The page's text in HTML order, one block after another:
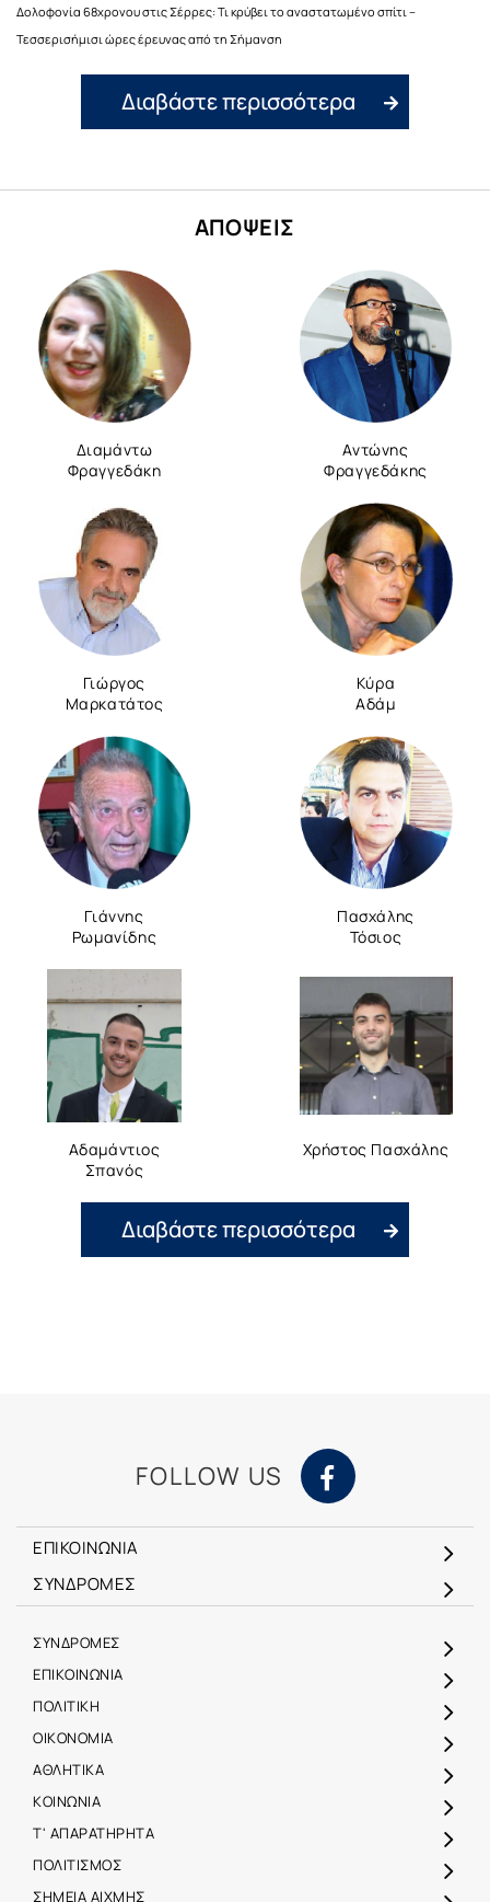
Δολοφονία 68χρονου στις Σέρρες: Τι κρύβει το αναστατωμένο σπίτι –
Τεσσερισήμισι ώρες έρευνας από τη Σήμανση
Διαβάστε περισσότερα
ΑΠΟΨΕΙΣ
Διαμάντω
Φραγγεδάκη
Αντώνης
Φραγγεδάκης
Γιώργος
Μαρκατάτος
Κύρα
Αδάμ
Γιάννης
Ρωμανίδης
Πασχάλης
Τόσιος
Αδαμάντιος
Σπανός
Χρήστος Πασχάλης
Διαβάστε περισσότερα
FOLLOW US
ΕΠΙΚΟΙΝΩΝΙΑ
ΣΥΝΔΡΟΜΕΣ
ΣΥΝΔΡΟΜΕΣ
ΕΠΙΚΟΙΝΩΝΙΑ
ΠΟΛΙΤΙΚΗ
ΟΙΚΟΝΟΜΙΑ
ΑΘΛΗΤΙΚΑ
ΚΟΙΝΩΝΙΑ
Τ' ΑΠΑΡΑΤΗΡΗΤΑ
ΠΟΛΙΤΙΣΜΟΣ
ΣΗΜΕΙΑ ΑΙΧΜΗΣ